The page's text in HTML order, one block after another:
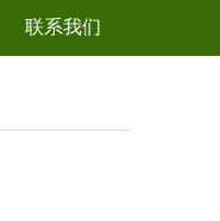
联系我们